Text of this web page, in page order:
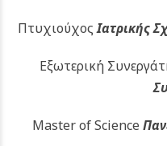
ΠτυχιούχοςΙατρικής
Εξωτερική
Master of Science